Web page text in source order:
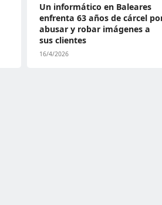
Un informático en Baleares
enfrenta 63 años de cárcel
abusar y robar imágenes a
sus clientes
16/4/2026